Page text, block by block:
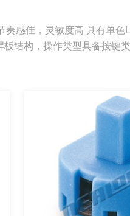
奏感佳，灵敏度高 具有单
结构，操作类型具备按键